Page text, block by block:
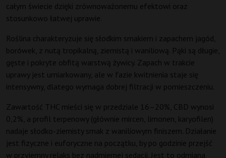
całym świecie dzięki zrównoważonemu efektowi oraz
stosunkowo łatwej uprawie.
Roślina charakteryzuje się słodkim smakiem i zapachem jagód,
borówek, z nutą tropikalną, ziemistą i waniliową. Pąki są długie,
gęste i pokryte obfitą warstwą żywicy. Zapach w trakcie
uprawy jest umiarkowany, ale w fazie kwitnienia staje się
intensywny, dlatego wymaga dobrej filtracji w pomieszczeniu.
Zawartość THC mieści się w przedziale 16–20%, CBD wynosi
0,2%, a profil terpenowy (głównie mircen, limonen, karyofilen)
nadaje słodko-ziemisty smak z waniliowym finiszem. Działanie
jest fizyczne i euforyczne na początku, by po godzinie przejść
w przyjemny relaks bez nadmiernej sedacji. Jest to odmiana